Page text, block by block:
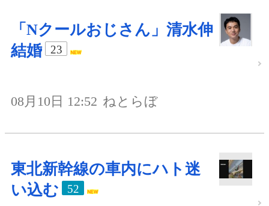
「Nクールおじさん」清水伸
結婚
23
08月10日 12:52 ねとらぼ
東北新幹線の車内にハト迷
い込む
52